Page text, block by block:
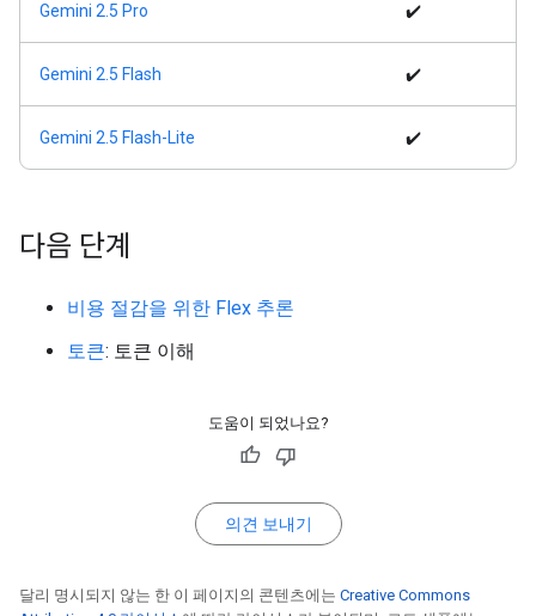
Gemini 2.5 Pro ✔️
Gemini 2.5 Flash ✔️
Gemini 2.5 Flash-Lite ✔️
다음 단계
비용 절감을 위한 Flex 추론
토큰: 토큰 이해
도움이 되었나요?
의견 보내기
달리 명시되지 않는 한 이 페이지의 콘텐츠에는 Creative Commons